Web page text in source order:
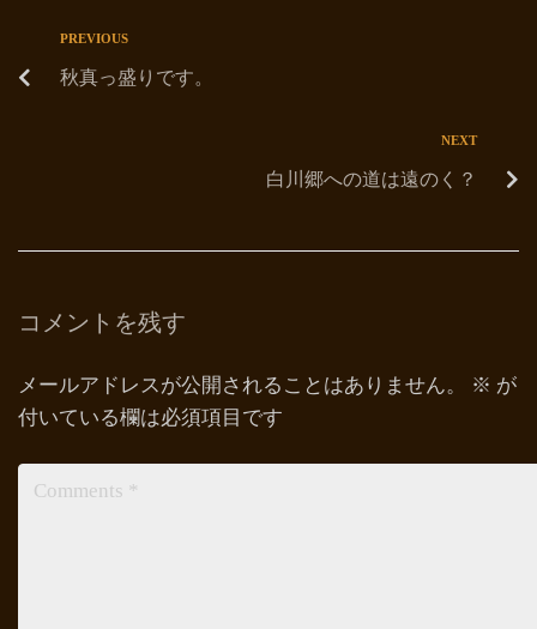
PREVIOUS
秋真っ盛りです。
NEXT
白川郷への道は遠のく？
コメントを残す
メールアドレスが公開されることはありません。 ※ が
付いている欄は必須項目です